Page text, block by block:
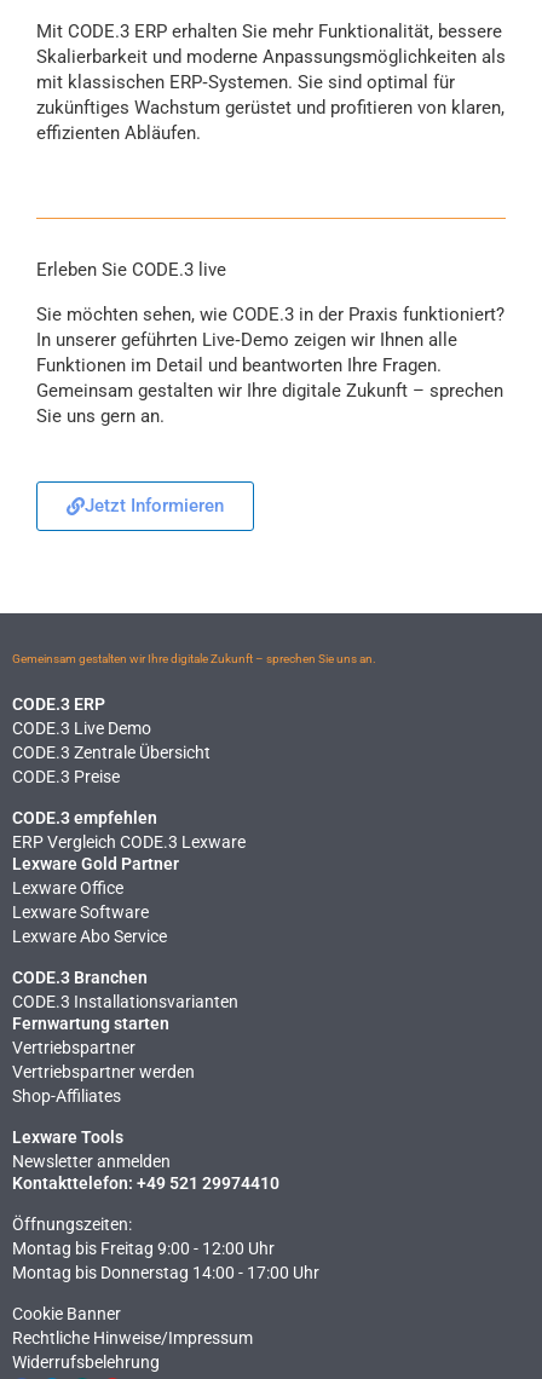
Mit CODE.3 ERP erhalten Sie mehr Funktionalität, bessere
Skalierbarkeit und moderne Anpassungsmöglichkeiten als
mit klassischen ERP‑Systemen. Sie sind optimal für
zukünftiges Wachstum gerüstet und profitieren von klaren,
effizienten Abläufen.
Erleben Sie CODE.3 live
Sie möchten sehen, wie CODE.3 in der Praxis funktioniert?
In unserer geführten Live‑Demo zeigen wir Ihnen alle
Funktionen im Detail und beantworten Ihre Fragen.
Gemeinsam gestalten wir Ihre digitale Zukunft – sprechen
Sie uns gern an.
Jetzt Informieren
Gemeinsam gestalten wir Ihre digitale Zukunft – sprechen Sie uns an.
CODE.3 ERP
CODE.3 Live Demo
CODE.3 Zentrale Übersicht
CODE.3 Preise
CODE.3 empfehlen
ERP Vergleich CODE.3 Lexware
Lexware Gold Partner
Lexware Office
Lexware Software
Lexware Abo Service
CODE.3 Branchen
CODE.3 Installationsvarianten
Fernwartung starten
Vertriebspartner
Vertriebspartner werden
Shop-Affiliates
Lexware Tools
Newsletter anmelden
Kontakttelefon: +49 521 29974410
Öffnungszeiten:
Montag bis Freitag 9:00 - 12:00 Uhr
Montag bis Donnerstag 14:00 - 17:00 Uhr
Cookie Banner
Rechtliche Hinweise​/Impressum
Widerrufsbelehrung